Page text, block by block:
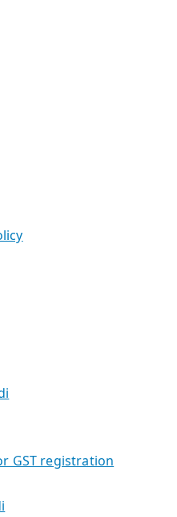
GST registration